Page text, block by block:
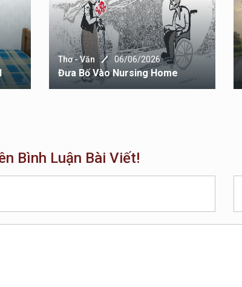
Thơ - Văn 06/06/2026
Đưa Bố Vào Nursing Home
Bình Luận Bài Viết!